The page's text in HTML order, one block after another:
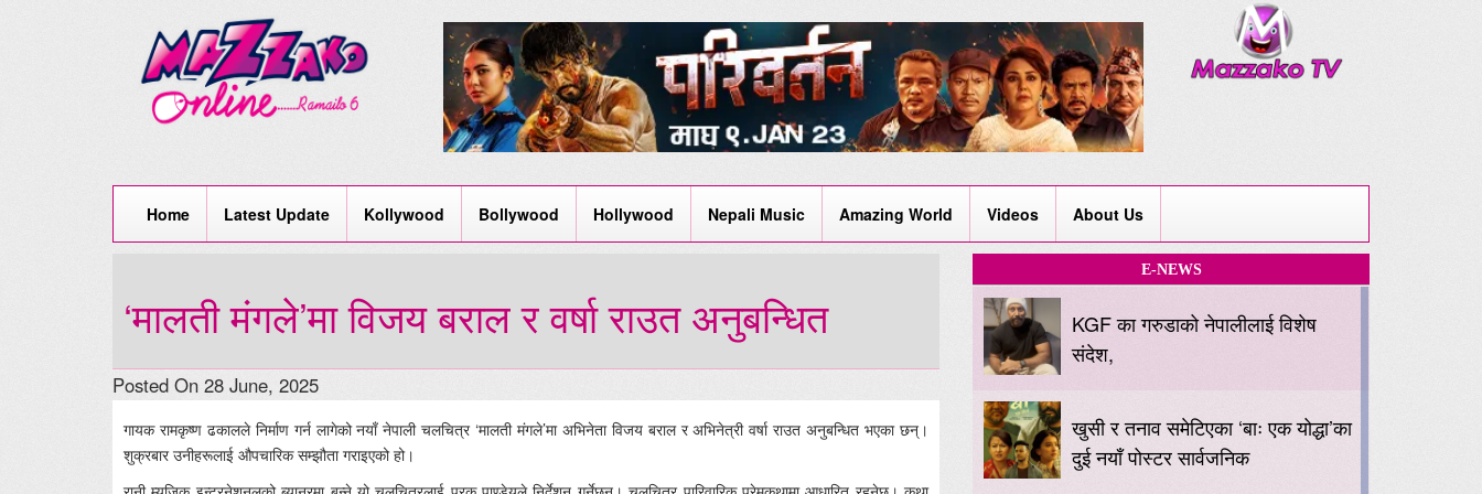
Home Latest Update Kollywood Bollywood Hollywood Nepali Music Amazing World Videos About Us
‘मालती मंगले’मा विजय बराल र वर्षा राउत अनुबन्धित
Posted On 28 June, 2025
गायक रामकृष्ण ढकालले निर्माण गर्न लागेको नयाँ नेपाली चलचित्र ‘मालती मंगले’मा अभिनेता विजय बराल र अभिनेत्री वर्षा राउत अनुबन्धित भएका छन्।
शुक्रबार उनीहरूलाई औपचारिक सम्झौता गराइएको हो।
E-NEWS
KGF का गरुडाको नेपालीलाई विशेष
संदेश,
खुसी र तनाव समेटिएका ‘बाः एक योद्धा’का
दुई नयाँ पोस्टर सार्वजनिक